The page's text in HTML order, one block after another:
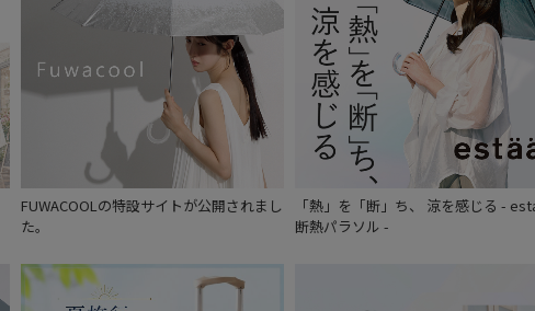
割引率 (%)
在庫表示
在庫あり
販売状況
FUWACOOLの特設サイトが公開されまし
た。
「熱」を「断」ち、 涼を感じる -
断熱パラソル -